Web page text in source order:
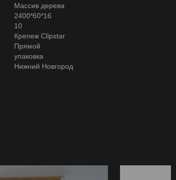
Массив дерева
2400*60*16
10
Крепеж Clipstar
Прямой
упаковка
Нижний Новгород